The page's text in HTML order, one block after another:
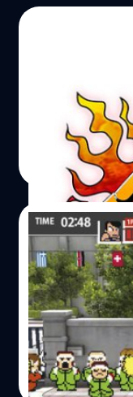
เกมคุนิโอะ
เกม River City
วงศกร ปฐมชัยวัฒน์|
Read More
08/02/2017
เกม คุนิโอะร
พร้อมกันทั่วโ
เกม ตุนิโอะ รวมกี
วงศกร ปฐมชัยวัฒน์|
Read More